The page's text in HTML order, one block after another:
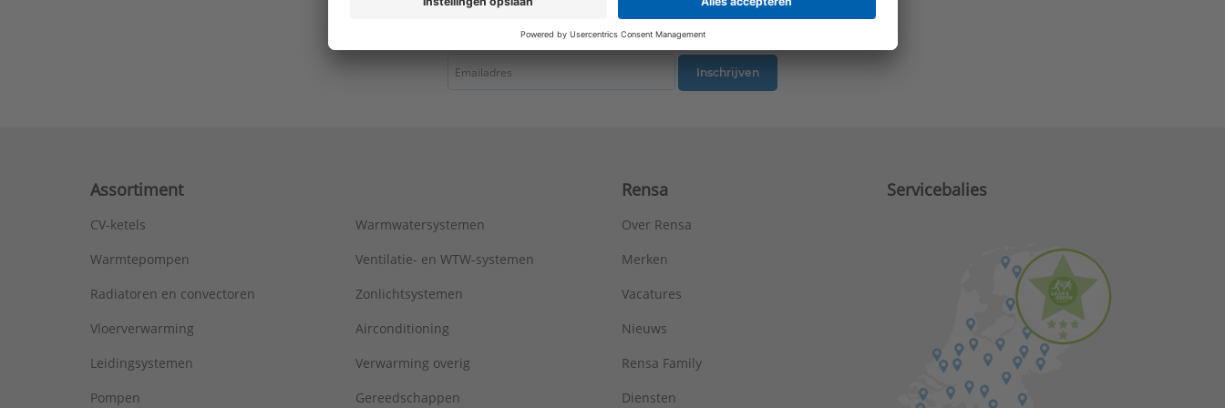
Uitvoering oppervlakte:
LS1941WW
Serie: LS range
Inschrijven
Assortiment
CV-ketels
Warmtepompen
Radiatoren en convectoren
Vloerverwarming
Leidingsystemen
Pompen
Warmwatersystemen
Ventilatie- en WTW-systemen
Zonlichtsystemen
Airconditioning
Verwarming overig
Gereedschappen
Rensa
Over Rensa
Merken
Vacatures
Nieuws
Rensa Family
Diensten
Servicebalies